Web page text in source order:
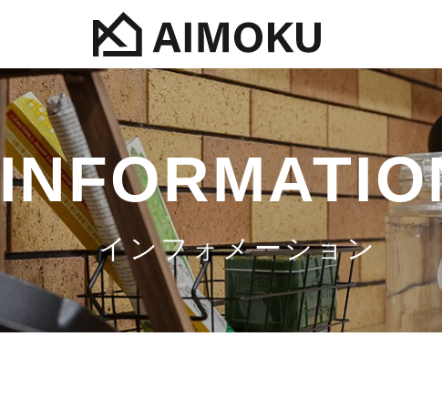
インフォメーション